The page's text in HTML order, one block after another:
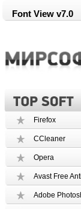
Font View v7.0
Firefox
CCleaner
Opera
Avast Free
Adobe